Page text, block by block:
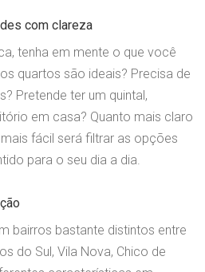
com clareza
tenha em mente o que você
quartos são ideais? Precisa de
Pretende ter um quintal,
em casa? Quanto mais claro
fácil será filtrar as opções
para o seu dia a dia.
bairros bastante distintos entre
do Sul, Vila Nova, Chico de